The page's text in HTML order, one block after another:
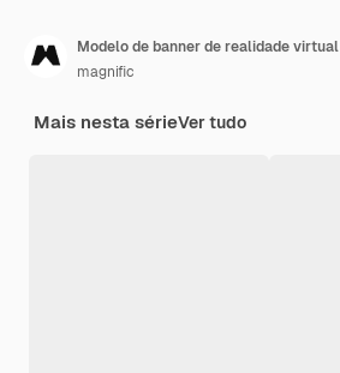
Modelo de banner de realidade virtual
magnific
Mais nesta sérieVer tudo